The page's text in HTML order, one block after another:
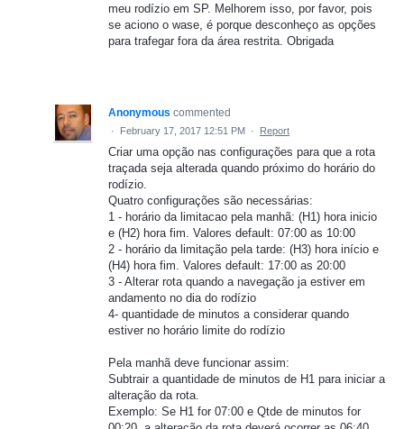
meu rodízio em SP. Melhorem isso, por favor, pois
se aciono o wase, é porque desconheço as opções
para trafegar fora da área restrita. Obrigada
Anonymous commented
· February 17, 2017 12:51 PM · Report
Criar uma opção nas configurações para que a rota
traçada seja alterada quando próximo do horário do
rodízio.
Quatro configurações são necessárias:
1 - horário da limitacao pela manhã: (H1) hora inicio
e (H2) hora fim. Valores default: 07:00 as 10:00
2 - horário da limitação pela tarde: (H3) hora início e
(H4) hora fim. Valores default: 17:00 as 20:00
3 - Alterar rota quando a navegação ja estiver em
andamento no dia do rodízio
4- quantidade de minutos a considerar quando
estiver no horário limite do rodízio
Pela manhã deve funcionar assim:
Subtrair a quantidade de minutos de H1 para iniciar a
alteração da rota.
Exemplo: Se H1 for 07:00 e Qtde de minutos for